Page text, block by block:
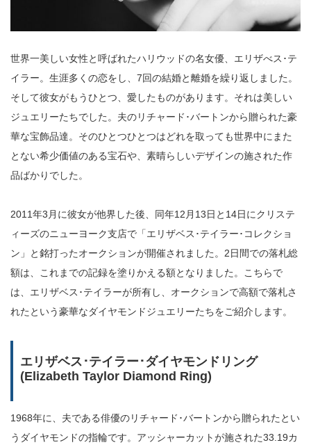
世界一美しい女性と呼ばれたハリウッドの名女優、エリザべス･テ
イラー。生涯多くの恋をし、7回の結婚と離婚を繰り返しました。
そして彼女がもうひとつ、愛したものがあります。それは美しい
ジュエリーたちでした。夫のリチャード･バートンから贈られた豪
華な宝飾品達。そのひとつひとつはどれを取っても世界中にまた
とない希少価値のある宝石や、素晴らしいデザインの施された作
品ばかりでした。
2011年3月に彼女が他界した後、同年12月13日と14日にクリステ
ィーズのニューヨーク支店で「エリザベス･テイラー･コレクショ
ン」と銘打ったオークションが開催されました。2日間での落札総
額は、これまでの記録を塗りかえる額となりました。こちらで
は、エリザベス･テイラーが所有し、オークションで高額で落札さ
れたという豪華なダイヤモンドジュエリーたちをご紹介します。
エリザベス･テイラー･ダイヤモンドリング
(Elizabeth Taylor Diamond Ring)
1968年に、夫である俳優のリチャード･バートンから贈られたとい
うダイヤモンドの指輪です。アッシャーカットが施された33.19カ